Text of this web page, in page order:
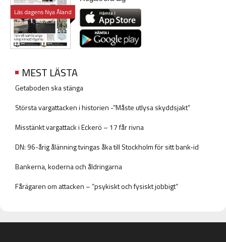
Läs dagens Nya Åland
MEST LÄSTA
Getaboden ska stänga
Största vargattacken i historien -”Måste utlysa skyddsjakt”
Misstänkt vargattack i Eckerö – 17 får rivna
DN: 96-årig ålänning tvingas åka till Stockholm för sitt bank-id
Bankerna, koderna och åldringarna
Fårägaren om attacken – ”psykiskt och fysiskt jobbigt”